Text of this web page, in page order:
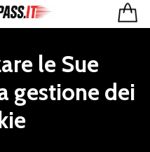
le Sue
gestione dei